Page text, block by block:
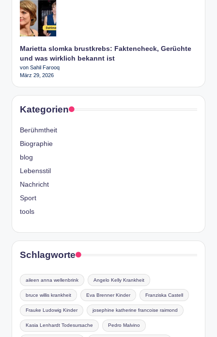
Marietta slomka brustkrebs: Faktencheck, Gerüchte
und was wirklich bekannt ist
von Sahil Farooq
März 29, 2026
Kategorien
Berühmtheit
Biographie
blog
Lebensstil
Nachricht
Sport
tools
Schlagworte
aileen anna wellenbrink Angelo Kelly Krankheit
bruce willis krankheit Eva Brenner Kinder Franziska Castell
Frauke Ludowig Kinder josephine katherine francoise raimond
Kasia Lenhardt Todesursache Pedro Malvino